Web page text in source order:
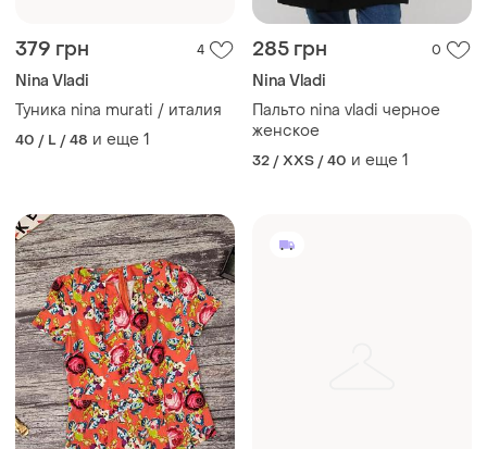
379 грн 4
Nina Vladi
Туника nina murati / италия
40 / L / 48 и еще 1
285 грн 0
Nina Vladi
Пальто nina vladi черное
женское
32 / XXS / 40 и еще 1